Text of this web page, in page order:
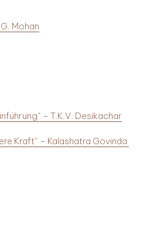
Mohan
– T.K.V. Desikachar
Kraft“ – Kalashatra Govinda